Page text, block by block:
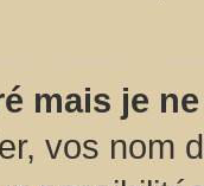
mais je
vos nom